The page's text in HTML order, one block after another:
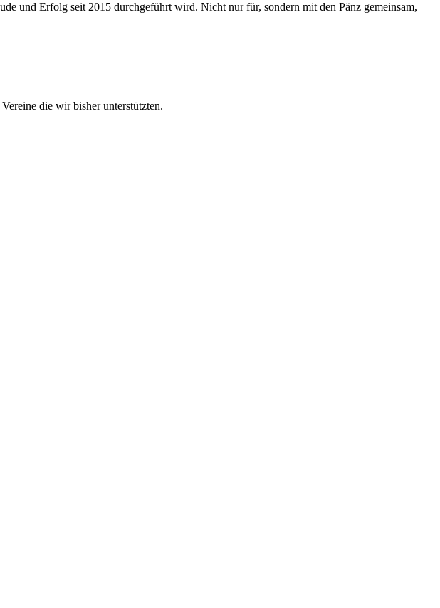
und Erfolg seit 2015 durchgeführt wird. Nicht nur für, sondern mit den Pänz gemeinsam,
die wir bisher unterstützten.